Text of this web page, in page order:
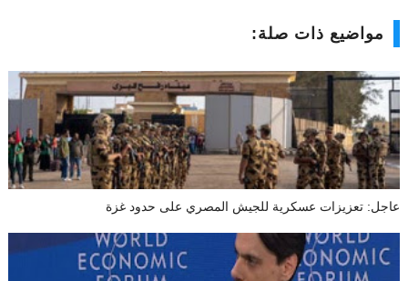
مواضيع ذات صلة:
عاجل: تعزيزات عسكرية للجيش المصري على حدود غزة